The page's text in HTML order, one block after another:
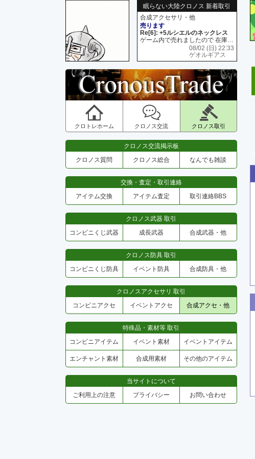
眠らない大陸クロノス 新着取引
合成アクセサリ・他
売ります
Re[6]: +5ルシエルのネックレス
ゲーム内で売れましたので 在庫がネク1 リング4 となります リングのお値段は80G といたします
08/02 (日) 22:33
ゲオルギアス
クロトレホーム クロノス交流 クロノス取引
クロノス交流掲示板
クロノス質問
クロノス総合 なんでも雑談
交換・査定・取引連絡
アイテム交換
アイテム査定 取引連絡BBS
クロノス武器 取引
コンビニくじ武器
成長武器 合成武器・他
クロノス防具 取引
コンビニくじ防具
イベント防具 合成防具・他
クロノスアクセサリ 取引
コンビニアクセ
イベントアクセ 合成アクセ・他
特殊品・素材等 取引
コンビニアイテム
イベント素材 イベントアイテム
エンチャント素材 合成用素材 その他のアイテム
当サイトについて
ご利用上の注意
プライバシー お問い合わせ